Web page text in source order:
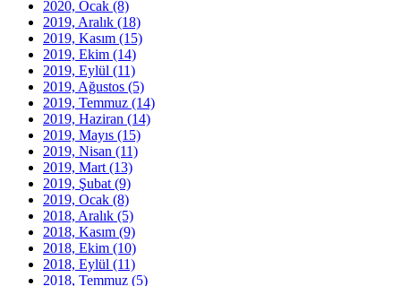
2020, Ocak (8)
2019, Aralık (18)
2019, Kasım (15)
2019, Ekim (14)
2019, Eylül (11)
2019, Ağustos (5)
2019, Temmuz (14)
2019, Haziran (14)
2019, Mayıs (15)
2019, Nisan (11)
2019, Mart (13)
2019, Şubat (9)
2019, Ocak (8)
2018, Aralık (5)
2018, Kasım (9)
2018, Ekim (10)
2018, Eylül (11)
2018, Temmuz (5)